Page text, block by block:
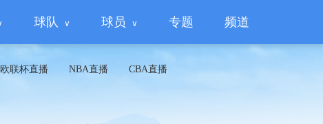
球队 球员 专题 频道
欧联杯直播 NBA直播 CBA直播